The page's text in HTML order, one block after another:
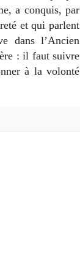
a conquis, par
et qui parlent
dans l’Ancien
: il faut suivre
à la volonté